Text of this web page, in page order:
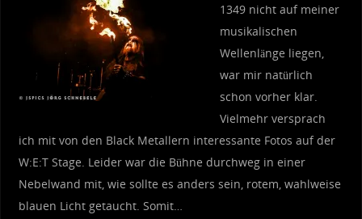
1349 nicht auf meiner
musikalischen
Wellenlänge liegen,
war mir natürlich
schon vorher klar.
Vielmehr versprach
ich mit von den Black Metallern interessante Fotos auf der
W:E:T Stage. Leider war die Bühne durchweg in einer
Nebelwand mit, wie sollte es anders sein, rotem, wahlweise
blauen Licht getaucht. Somit…